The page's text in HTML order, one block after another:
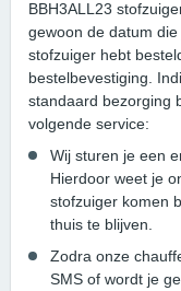
BBH3ALL23
gewoon de datum
stofzuiger hebt
bestelbevestiging.
standaard bezorging
volgende service:
Wij sturen je een
Hierdoor weet je
stofzuiger komen
thuis te blijven.
Zodra onze
SMS of wordt je